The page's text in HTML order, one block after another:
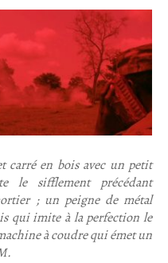
carré en bois avec un petit
le sifflement précédant
; un peigne de métal
qui imite à la perfection le
à coudre qui émet un